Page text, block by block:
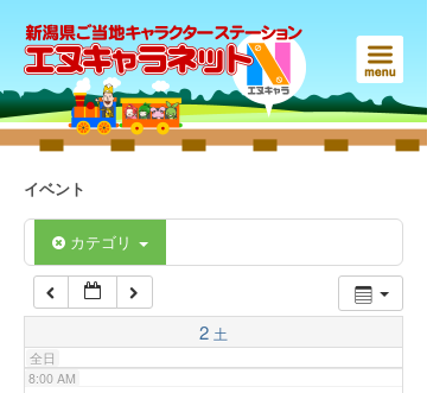
イベント
カテゴリ
2 土
全日
3:00 AM
4:00 AM
6:00 AM
7:00 AM
8:00 AM